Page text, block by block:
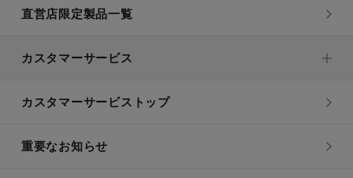
直営店限定製品一覧
カスタマーサービス
カスタマーサービストップ
重要なお知らせ